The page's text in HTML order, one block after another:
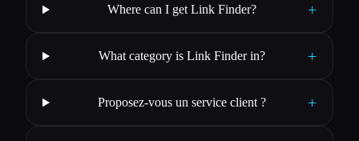
Where can I get Link Finder? +
What category is Link Finder in? +
Proposez-vous un service client ? +